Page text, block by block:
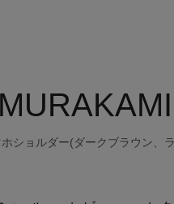
ショルダー(ダークブラウン、